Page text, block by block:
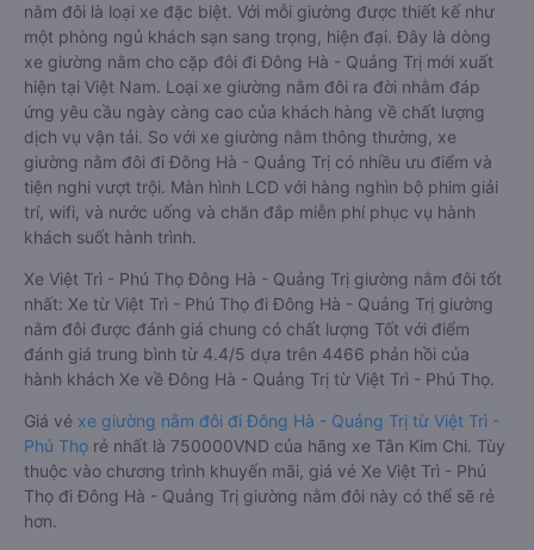
nằm đôi là loại xe đặc biệt. Với mỗi giường được thiết kế như
một phòng ngủ khách sạn sang trọng, hiện đại. Đây là dòng
xe giường nằm cho cặp đôi đi Đông Hà - Quảng Trị mới xuất
hiện tại Việt Nam. Loại xe giường nằm đôi ra đời nhằm đáp
ứng yêu cầu ngày càng cao của khách hàng về chất lượng
dịch vụ vận tải. So với xe giường nằm thông thường, xe
giường nằm đôi đi Đông Hà - Quảng Trị có nhiều ưu điểm và
tiện nghi vượt trội. Màn hình LCD với hàng nghìn bộ phim giải
trí, wifi, và nước uống và chăn đắp miễn phí phục vụ hành
khách suốt hành trình.
Xe Việt Trì - Phú Thọ Đông Hà - Quảng Trị giường nằm đôi tốt
nhất: Xe từ Việt Trì - Phú Thọ đi Đông Hà - Quảng Trị giường
nằm đôi được đánh giá chung có chất lượng Tốt với điểm
đánh giá trung bình từ 4.4/5 dựa trên 4466 phản hồi của
hành khách Xe về Đông Hà - Quảng Trị từ Việt Trì - Phú Thọ.
Giá vé xe giường nằm đôi đi Đông Hà - Quảng Trị từ Việt Trì -
Phú Thọ rẻ nhất là 750000VND của hãng xe Tân Kim Chi. Tùy
thuộc vào chương trình khuyến mãi, giá vé Xe Việt Trì - Phú
Thọ đi Đông Hà - Quảng Trị giường nằm đôi này có thể sẽ rẻ
hơn.